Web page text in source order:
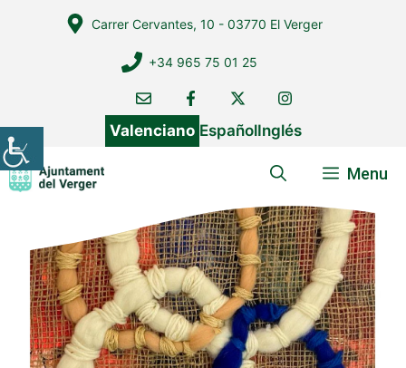
Carrer Cervantes, 10 - 03770 El Verger
+34 965 75 01 25
Valenciano EspañolInglés
Menu